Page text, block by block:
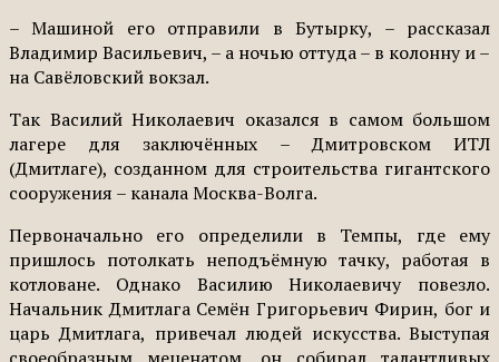
– Машиной его отправили в Бутырку, – рассказал
Владимир Васильевич, – а ночью оттуда – в колонну и –
на Савёловский вокзал.
Так Василий Николаевич оказался в самом большом
лагере для заключённых – Дмитровском ИТЛ
(Дмитлаге), созданном для строительства гигантского
сооружения – канала Москва-Волга.
Первоначально его определили в Темпы, где ему
пришлось потолкать неподъёмную тачку, работая в
котловане. Однако Василию Николаевичу повезло.
Начальник Дмитлага Семён Григорьевич Фирин, бог и
царь Дмитлага, привечал людей искусства. Выступая